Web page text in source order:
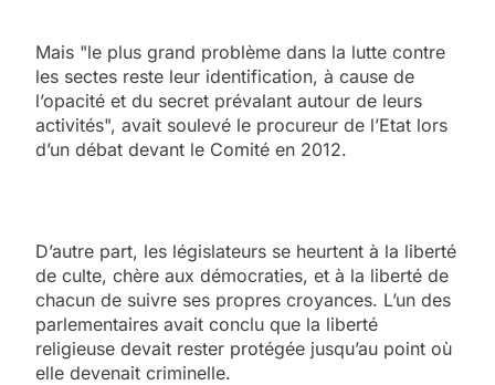
Mais "le plus grand problème dans la lutte contre
les sectes reste leur identification, à cause de
l’opacité et du secret prévalant autour de leurs
activités", avait soulevé le procureur de l’Etat lors
d’un débat devant le Comité en 2012.
D’autre part, les législateurs se heurtent à la liberté
de culte, chère aux démocraties, et à la liberté de
chacun de suivre ses propres croyances. L’un des
parlementaires avait conclu que la liberté
religieuse devait rester protégée jusqu’au point où
elle devenait criminelle.